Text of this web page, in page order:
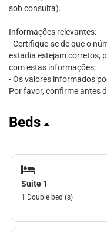
sob consulta).
Informações relevantes:
- Certifique-se de que o
estadia estejam corretos,
com estas informações;
- Os valores informados
Por favor, confirme antes
Beds
Suite 1
1 Double bed (s)